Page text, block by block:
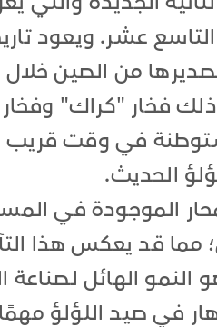
عشر. ويعود
من الصين
فخار "كراك" وفخار
في وقت قريب
الحديث.
الموجودة في
مما قد يعكس هذا
النمو الهائل
في صيد اللؤلؤ